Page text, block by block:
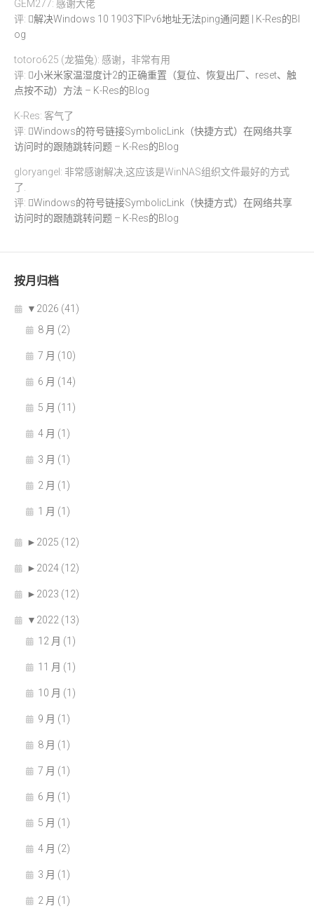
GEM277: 感谢大佬
评:
解决Windows 10 1903下IPv6地址无法ping通问题 | K-Res的Bl
og
totoro625 (龙猫兔): 感谢，非常有用
评:
小米米家温湿度计2的正确重置（复位、恢复出厂、reset、触
点按不动）方法 – K-Res的Blog
K-Res: 客气了
评:
Windows的符号链接SymbolicLink（快捷方式）在网络共享
访问时的跟随跳转问题 – K-Res的Blog
gloryangel: 非常感谢解决,这应该是WinNAS组织文件最好的方式
了.
评:
Windows的符号链接SymbolicLink（快捷方式）在网络共享
访问时的跟随跳转问题 – K-Res的Blog
按月归档
▼ 2026 (41)
8 月 (2)
7 月 (10)
6 月 (14)
5 月 (11)
4 月 (1)
3 月 (1)
2 月 (1)
1 月 (1)
► 2025 (12)
► 2024 (12)
► 2023 (12)
▼ 2022 (13)
12 月 (1)
11 月 (1)
10 月 (1)
9 月 (1)
8 月 (1)
7 月 (1)
6 月 (1)
5 月 (1)
4 月 (2)
3 月 (1)
2 月 (1)